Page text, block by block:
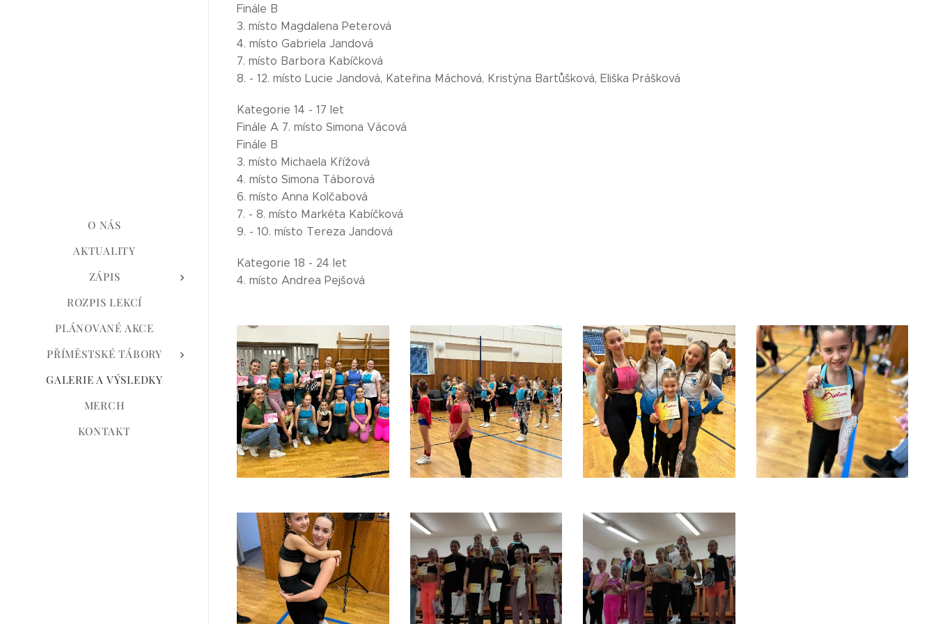
O NÁS
AKTUALITY
ZÁPIS
ROZPIS LEKCÍ
PLÁNOVANÉ AKCE
PŘÍMĚSTSKÉ TÁBORY
GALERIE A VÝSLEDKY
MERCH
KONTAKT
Finále B
3. místo Magdalena Peterová
4. místo Gabriela Jandová
7. místo Barbora Kabíčková
8. - 12. místo Lucie Jandová, Kateřina Máchová, Kristýna Bartůšková, Eliška Prášková
Kategorie 14 - 17 let
Finále A 7. místo Simona Vácová
Finále B
3. místo Michaela Křížová
4. místo Simona Táborová
6. místo Anna Kolčabová
7. - 8. místo Markéta Kabíčková
9. - 10. místo Tereza Jandová
Kategorie 18 - 24 let
4. místo Andrea Pejšová